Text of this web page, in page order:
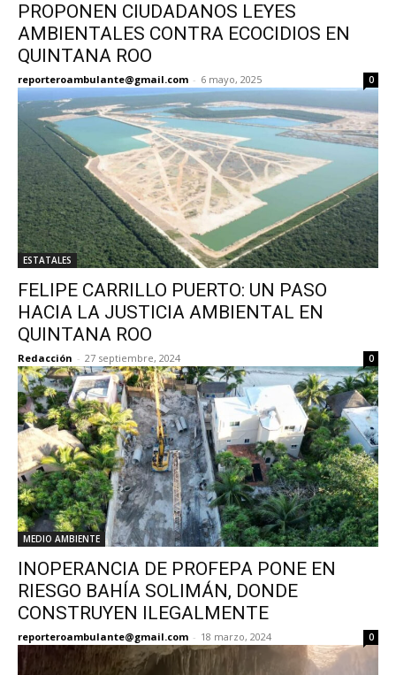
PROPONEN CIUDADANOS LEYES
AMBIENTALES CONTRA ECOCIDIOS EN
QUINTANA ROO
reporteroambulante@gmail.com - 6 mayo, 2025 0
ESTATALES
FELIPE CARRILLO PUERTO: UN PASO
HACIA LA JUSTICIA AMBIENTAL EN
QUINTANA ROO
Redacción - 27 septiembre, 2024 0
MEDIO AMBIENTE
INOPERANCIA DE PROFEPA PONE EN
RIESGO BAHÍA SOLIMÁN, DONDE
CONSTRUYEN ILEGALMENTE
reporteroambulante@gmail.com - 18 marzo, 2024 0